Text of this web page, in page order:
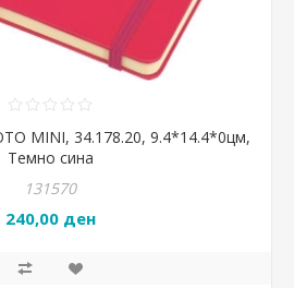
MINI, 34.178.20, 9.4*14.4*0цм,
Темно сина
131570
240,00 ден